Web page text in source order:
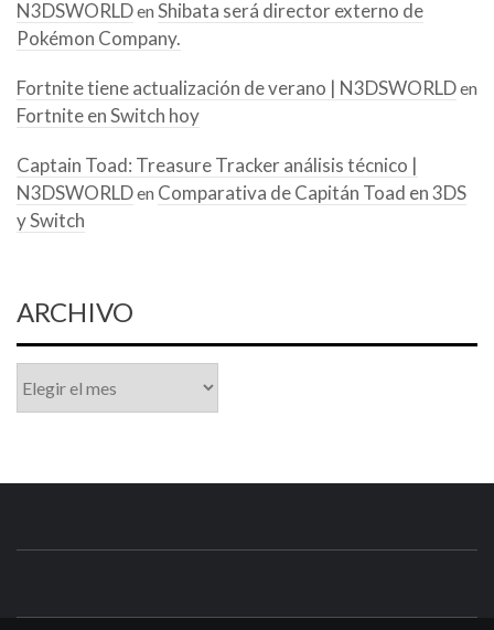
N3DSWORLDen Shibata será director externo de
Pokémon Company.
Fortnite tiene actualización de verano | N3DSWORLDen
Fortnite en Switch hoy
Captain Toad: Treasure Tracker análisis técnico |
N3DSWORLDen Comparativa de Capitán Toad en 3DS
y Switch
ARCHIVO